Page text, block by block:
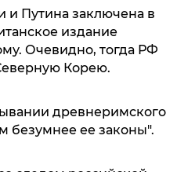
и Путина заключена в
издание
Очевидно, тогда РФ
Корею.
древнеримского
безумнее ее законы".